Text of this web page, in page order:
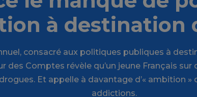
à destination
consacré aux politiques publiques à
des Comptes révèle qu’un jeune Français
Et appelle à davantage d’« ambition
addictions.